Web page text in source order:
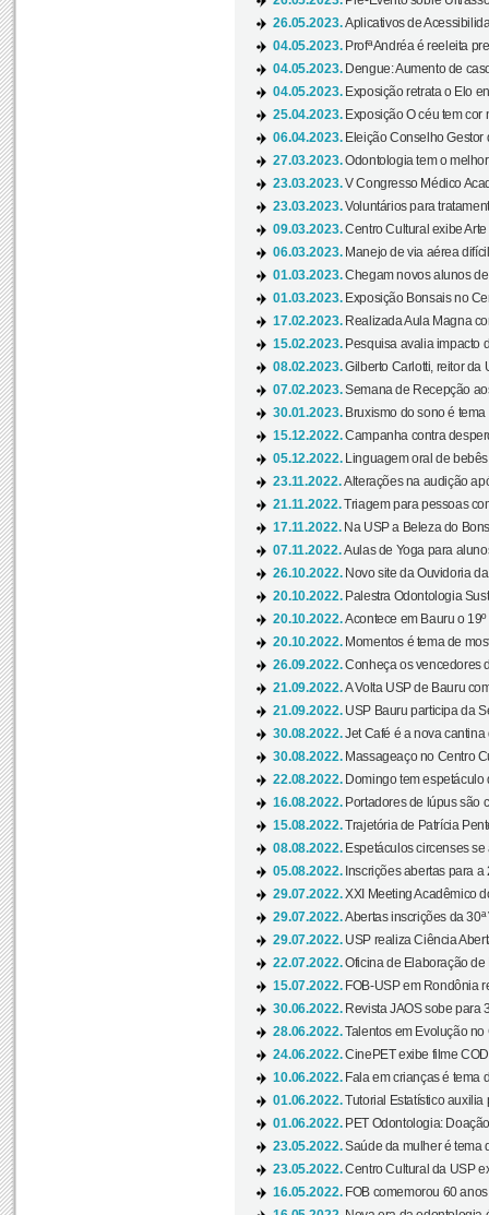
26.05.2023.Aplicativos de
04.05.2023. Profª Andréa é reeleita
04.05.2023. Dengue: Aumento de
04.05.2023. Exposição retrata o Elo
25.04.2023. Exposição O céu tem cor
06.04.2023. Eleição Conselho Gestor
27.03.2023.Odontologia tem o
23.03.2023.V Congresso Médico
23.03.2023.Voluntários para
09.03.2023.Centro Cultural exibe
06.03.2023. Manejo de via aérea
01.03.2023.Chegam novos alunos
01.03.2023. Exposição Bonsais no
17.02.2023. Realizada Aula Magna
15.02.2023. Pesquisa avalia impacto
08.02.2023.Gilberto Carlotti, reitor da
07.02.2023.Semana de Recepção
30.01.2023. Bruxismo do sono é
15.12.2022.Campanha contra
05.12.2022.
Linguagem oral de
23.11.2022.Alterações na audição
21.11.2022.Triagem para pessoas
17.11.2022. Na USP a Beleza do
07.11.2022.Aulas de Yoga para
26.10.2022. Novo site da Ouvidoria
20.10.2022. Palestra Odontologia
20.10.2022.Acontece em Bauru o 19º
20.10.2022. Momentos é tema de
26.09.2022.Conheça os vencedores
21.09.2022.A Volta USP de Bauru
21.09.2022. USP Bauru participa da
30.08.2022.Jet Café é a nova
30.08.2022. Massageaço no Centro
22.08.2022. Domingo tem espetáculo
16.08.2022. Portadores de lúpus são
15.08.2022.Trajetória de Patrícia
08.08.2022. Espetáculos circenses
05.08.2022. Inscrições abertas para a
29.07.2022.XXI Meeting Acadêmico
29.07.2022.Abertas inscrições da 30ª
29.07.2022. USP realiza Ciência
22.07.2022.Oficina de Elaboração de
15.07.2022. FOB-USP em Rondônia
30.06.2022. Revista JAOS sobe para
28.06.2022.Talentos em Evolução no
24.06.2022.CinePET exibe filme
10.06.2022. Fala em crianças é tema
01.06.2022.Tutorial Estatístico auxilia
01.06.2022. PET Odontologia:
23.05.2022.Saúde da mulher é tema
23.05.2022.Centro Cultural da USP
16.05.2022. FOB comemorou 60